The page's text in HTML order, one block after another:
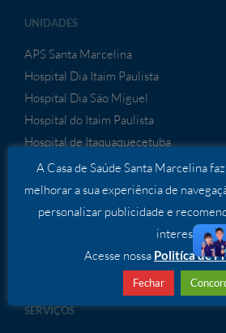
UNIDADES
APS Santa Marcelina
Hospital Dia Itaim Paulista
Hospital Dia São Miguel
Hospital do Itaim Paulista
Hospital de Itaquaquecetuba
Hospital Cidade Tiradentes
Hospital São Bernardo
Hospital de Porto Velho
Hospital Geral de Guaianases
SERVIÇOS
A Casa de Saúde Santa Marcelina
melhorar a sua experiência de
personalizar publicidade e
interesse.
Acesse nossa Politíca de
Fechar